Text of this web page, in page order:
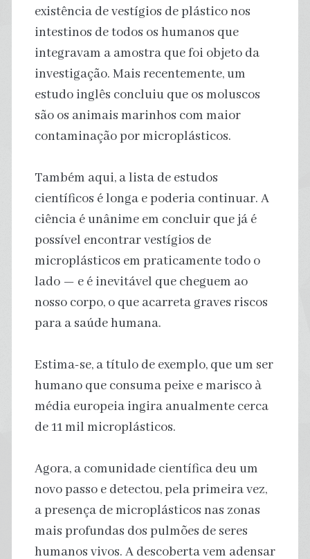
existência de vestígios de plástico nos
intestinos de todos os humanos que
integravam a amostra que foi objeto da
investigação. Mais recentemente, um
estudo inglês concluiu que os moluscos
são os animais marinhos com maior
contaminação por microplásticos.
Também aqui, a lista de estudos
científicos é longa e poderia continuar. A
ciência é unânime em concluir que já é
possível encontrar vestígios de
microplásticos em praticamente todo o
lado — e é inevitável que cheguem ao
nosso corpo, o que acarreta graves riscos
para a saúde humana.
Estima-se, a título de exemplo, que um ser
humano que consuma peixe e marisco à
média europeia ingira anualmente cerca
de 11 mil microplásticos.
Agora, a comunidade científica deu um
novo passo e detectou, pela primeira vez,
a presença de microplásticos nas zonas
mais profundas dos pulmões de seres
humanos vivos. A descoberta vem adensar